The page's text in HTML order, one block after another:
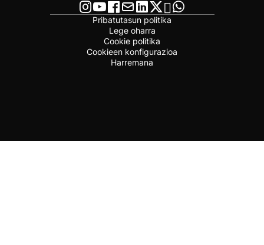
Pribatutasun politika
Lege oharra
Cookie politika
Cookieen konfigurazioa
Harremana